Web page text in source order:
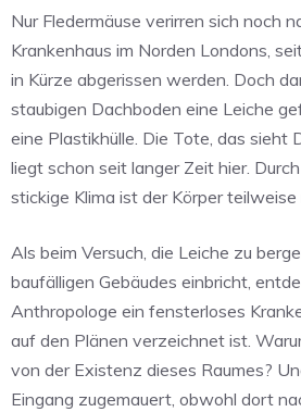
Nur Fledermäuse verirren sich noch
Krankenhaus im Norden Londons,
in Kürze abgerissen werden. Doch
staubigen Dachboden eine Leiche
eine Plastikhülle. Die Tote, das sieht
liegt schon seit langer Zeit hier.
stickige Klima ist der Körper
Als beim Versuch, die Leiche zu
baufälligen Gebäudes einbricht,
Anthropologe ein fensterloses
auf den Plänen verzeichnet ist.
von der Existenz dieses Raumes?
Eingang zugemauert, obwohl dort